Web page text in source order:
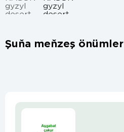
Şuňa meňzeş önümler